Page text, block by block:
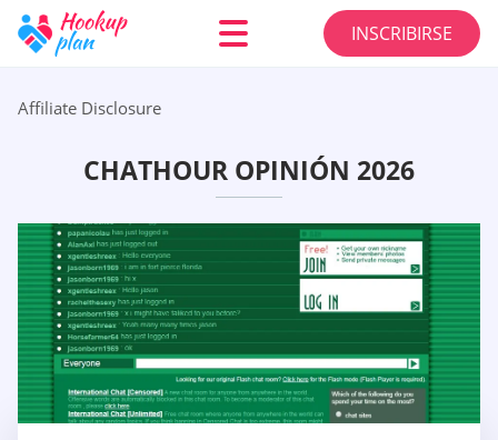
INSCRIBIRSE
Affiliate Disclosure
CHATHOUR OPINIÓN 2026